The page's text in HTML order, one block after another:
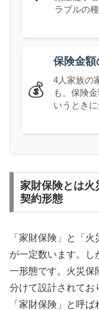
ラブルの種
💰
保険金額
4人家族の
も。保険
いうときに
家財保険とは火
契約形態
「家財保険」と「
が一定数います。し
一形態です。火災保
分けて設計されてお
「家財保険」と呼ば